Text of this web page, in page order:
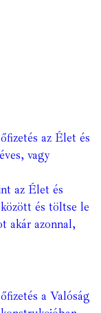
az Élet és
vagy
az Élet és
és töltse le
akár azonnal,
a Valóság